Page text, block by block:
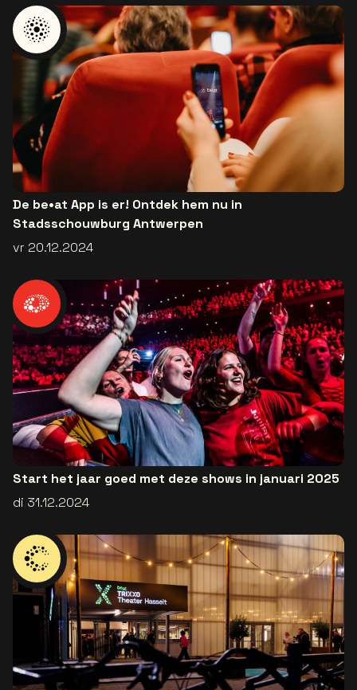
De be•at App is er! Ontdek hem nu in
Stadsschouwburg Antwerpen
vr 20.12.2024
Start het jaar goed met deze shows in januari 2025
di 31.12.2024